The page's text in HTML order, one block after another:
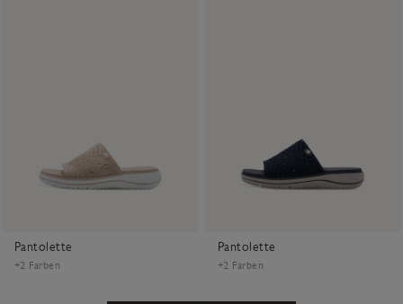
Pantolette
+2 Farben
Pantolette
+2 Farben